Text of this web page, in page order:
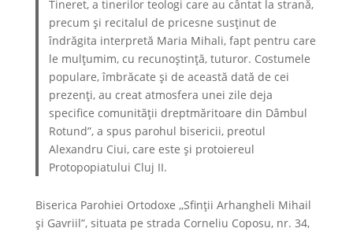
Tineret, a tinerilor teologi care au cântat la strană,
precum și recitalul de pricesne susținut de
îndrăgita interpretă Maria Mihali, fapt pentru care
le mulțumim, cu recunoștință, tuturor. Costumele
populare, îmbrăcate și de această dată de cei
prezenți, au creat atmosfera unei zile deja
specifice comunității dreptmăritoare din Dâmbul
Rotund”, a spus parohul bisericii, preotul
Alexandru Ciui, care este și protoiereul
Protopopiatului Cluj II.
Biserica Parohiei Ortodoxe ,,Sfinții Arhangheli Mihail
și Gavriil”, situata pe strada Corneliu Coposu, nr. 34,